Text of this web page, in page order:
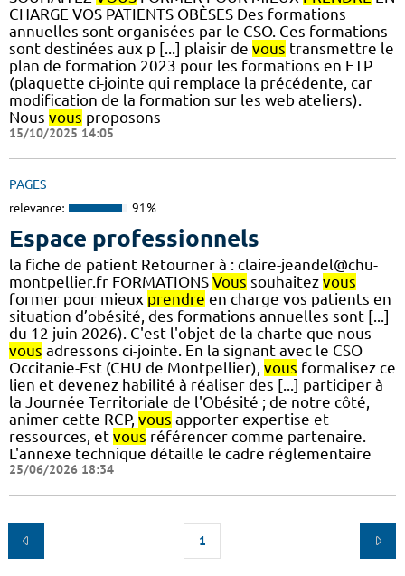
CHARGE VOS PATIENTS OBÈSES Des formations
annuelles sont organisées par le CSO. Ces formations
sont destinées aux p [...] plaisir de vous transmettre le
plan de formation 2023 pour les formations en ETP
(plaquette ci-jointe qui remplace la précédente, car
modification de la formation sur les web ateliers).
Nous vous proposons
15/10/2025 14:05
PAGES
relevance: 91%
Espace professionnels
la fiche de patient Retourner à : claire-jeandel@chu-
montpellier.fr FORMATIONS Vous souhaitez vous
former pour mieux prendre en charge vos patients en
situation d’obésité, des formations annuelles sont [...]
du 12 juin 2026). C'est l'objet de la charte que nous
vous adressons ci-jointe. En la signant avec le CSO
Occitanie-Est (CHU de Montpellier), vous formalisez ce
lien et devenez habilité à réaliser des [...] participer à
la Journée Territoriale de l'Obésité ; de notre côté,
animer cette RCP, vous apporter expertise et
ressources, et vous référencer comme partenaire.
L'annexe technique détaille le cadre réglementaire
25/06/2026 18:34
1